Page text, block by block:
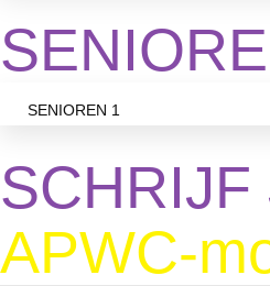
SENIOREN 1
SCHRIJF
APWC-